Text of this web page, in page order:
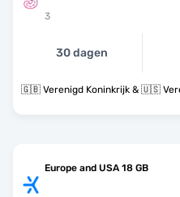
3
30 dagen
🇬🇧 Verenigd Koninkrijk & 🇺🇸
Europe and USA 18 GB